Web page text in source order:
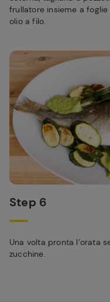
frullatore insieme a
olio a filo.
Step 6
Una volta pronta l’orata
zucchine.